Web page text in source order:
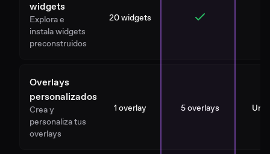
widgets
Explora e
instala widgets
preconstruidos
20 widgets
Overlays
personalizados
Crea y
personaliza tus
overlays
1 overlay 5 overlays